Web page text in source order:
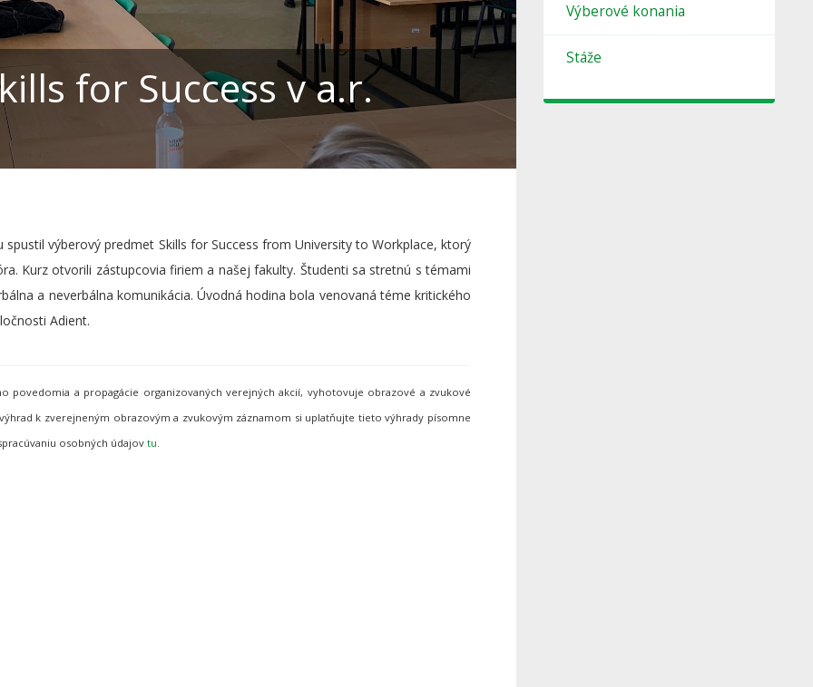
for Success v a.r.
výberový predmet Skills for Success from University to Workplace, ktorý
Kurz otvorili zástupcovia firiem a našej fakulty. Študenti sa stretnú s témami
a neverbálna komunikácia. Úvodná hodina bola venovaná téme kritického
Adient.
povedomia a propagácie organizovaných verejných akcií, vyhotovuje obrazové a zvukové
k zverejneným obrazovým a zvukovým záznamom si uplatňujte tieto výhrady písomne
osobných údajov tu.
Výberové konania
Stáže